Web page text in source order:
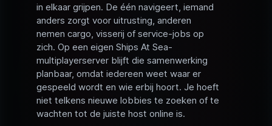
in elkaar grijpen. De één navigeert, iemand
anders zorgt voor uitrusting, anderen
nemen cargo, visserij of service-jobs op
zich. Op een eigen Ships At Sea-
multiplayerserver blijft die samenwerking
planbaar, omdat iedereen weet waar er
gespeeld wordt en wie erbij hoort. Je hoeft
niet telkens nieuwe lobbies te zoeken of te
wachten tot de juiste host online is.